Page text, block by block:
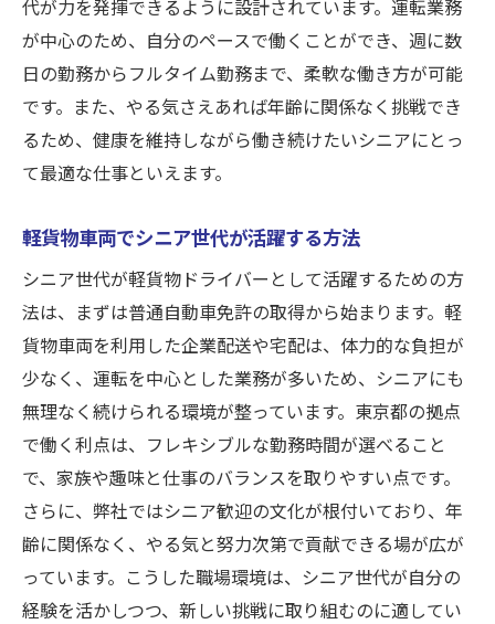
代が力を発揮できるように設計されています。運転業務
が中心のため、自分のペースで働くことができ、週に数
日の勤務からフルタイム勤務まで、柔軟な働き方が可能
です。また、やる気さえあれば年齢に関係なく挑戦でき
るため、健康を維持しながら働き続けたいシニアにとっ
て最適な仕事といえます。
軽貨物車両でシニア世代が活躍する方法
シニア世代が軽貨物ドライバーとして活躍するための方
法は、まずは普通自動車免許の取得から始まります。軽
貨物車両を利用した企業配送や宅配は、体力的な負担が
少なく、運転を中心とした業務が多いため、シニアにも
無理なく続けられる環境が整っています。東京都の拠点
で働く利点は、フレキシブルな勤務時間が選べること
で、家族や趣味と仕事のバランスを取りやすい点です。
さらに、弊社ではシニア歓迎の文化が根付いており、年
齢に関係なく、やる気と努力次第で貢献できる場が広が
っています。こうした職場環境は、シニア世代が自分の
経験を活かしつつ、新しい挑戦に取り組むのに適してい